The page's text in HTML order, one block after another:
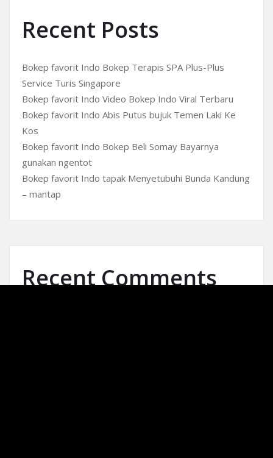
Recent Posts
Bokep favorit Indo Bokep Terapis SPA Plus-Plus
Service Turis Singapore
Bokep favorit Indo Video Bokep Indo Viral Terbaru
Bokep favorit Indo Abis Putus bujuk Temen Laki Ke
Kos
Bokep favorit Indo Bokep Beli Somay Bayarnya
gunakan ngentot
Bokep favorit Indo tapak Menyetubuhi Bunda Kandung
– mantap
Recent Comments